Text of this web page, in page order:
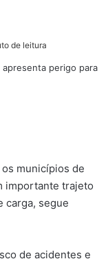
de leitura
municípios de
importante trajeto
carga, segue
de acidentes e